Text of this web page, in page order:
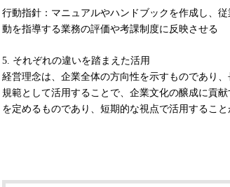
行動指針：マニュアルやハンドブックを作成し、
動を指導する業務の評価や考課制度に反映させる
5. それぞれの違いを踏まえた活用
経営理念は、企業全体の方向性を示すものであり
規範として活用することで、企業文化の醸成に貢
を定めるものであり、短期的な視点で活用すること